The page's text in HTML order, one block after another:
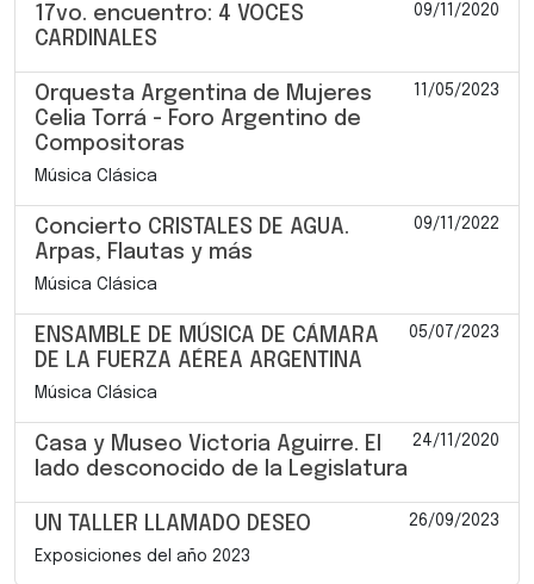
17vo. encuentro: 4 VOCES
CARDINALES
09/11/2020
Orquesta Argentina de Mujeres
Celia Torrá - Foro Argentino de
Compositoras
11/05/2023
Música Clásica
Concierto CRISTALES DE AGUA.
Arpas, Flautas y más
09/11/2022
Música Clásica
ENSAMBLE DE MÚSICA DE CÁMARA
DE LA FUERZA AÉREA ARGENTINA
05/07/2023
Música Clásica
Casa y Museo Victoria Aguirre. El
lado desconocido de la Legislatura
24/11/2020
UN TALLER LLAMADO DESEO 26/09/2023
Exposiciones del año 2023